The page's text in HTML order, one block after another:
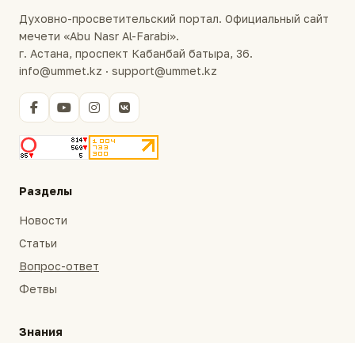
Духовно-просветительский портал. Официальный сайт
мечети «Abu Nasr Al-Farabi».
г. Астана, проспект Кабанбай батыра, 36.
info@ummet.kz · support@ummet.kz
Разделы
Новости
Статьи
Вопрос-ответ
Фетвы
Знания